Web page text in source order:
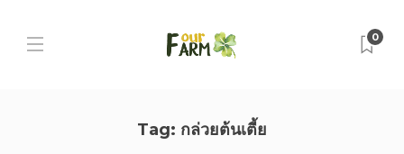
0
Tag: กล่วยต้นเตี้ย